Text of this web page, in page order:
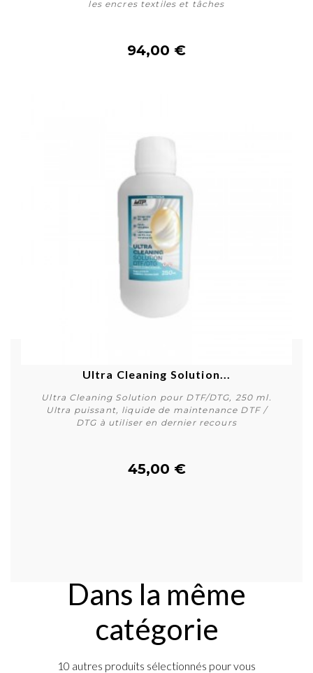
les encres textiles et tâches
94,00 €
Ultra Cleaning Solution...
Ultra Cleaning Solution pour DTF/DTG, 250 ml.
Ultra puissant, liquide de maintenance DTF /
DTG à utiliser en dernier recours
45,00 €
Dans la même
catégorie
10 autres produits sélectionnés pour vous